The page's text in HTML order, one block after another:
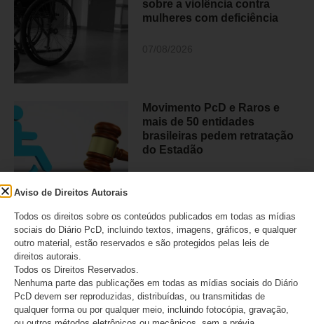
sobre a violência contra
mulheres com deficiência
Movimento PcD e Raros e
mais de 50 entidades
brasileiras pedem retratação
do Estadão
CATEGORIAS
Acessibilidade
Artigo/Opinião
Aviso de Direitos Autorais
Todos os direitos sobre os conteúdos publicados em todas as mídias
sociais do Diário PcD, incluindo textos, imagens, gráficos, e qualquer
outro material, estão reservados e são protegidos pelas leis de
direitos autorais.
Todos os Direitos Reservados.
Nenhuma parte das publicações em todas as mídias sociais do Diário
PcD devem ser reproduzidas, distribuídas, ou transmitidas de
qualquer forma ou por qualquer meio, incluindo fotocópia, gravação,